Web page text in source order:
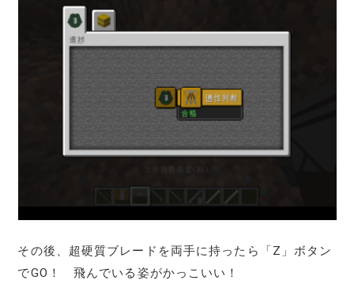
その後、超硬質ブレードを両手に持ったら「Z」ボタン
でGO！ 飛んでいる姿がかっこいい！